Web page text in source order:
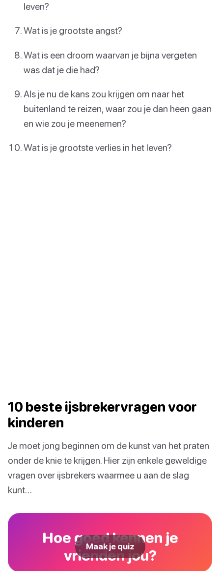
leven?
Wat is je grootste angst?
Wat is een droom waarvan je bijna vergeten
was dat je die had?
Als je nu de kans zou krijgen om naar het
buitenland te reizen, waar zou je dan heen gaan
en wie zou je meenemen?
Wat is je grootste verlies in het leven?
10 beste ijsbrekervragen voor
kinderen
Je moet jong beginnen om de kunst van het praten
onder de knie te krijgen. Hier zijn enkele geweldige
vragen over ijsbrekers waarmee u aan de slag
kunt…
Hoe goed kennen je
vrienden jou?
Maak je quiz